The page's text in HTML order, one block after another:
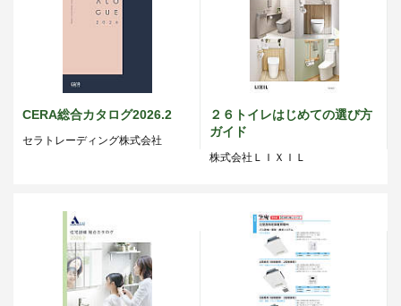
CERA総合カタログ2026.2
セラトレーディング株式会社
２６トイレはじめての選び方
ガイド
株式会社ＬＩＸＩＬ